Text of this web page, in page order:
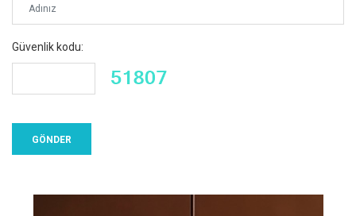
Güvenlik kodu: